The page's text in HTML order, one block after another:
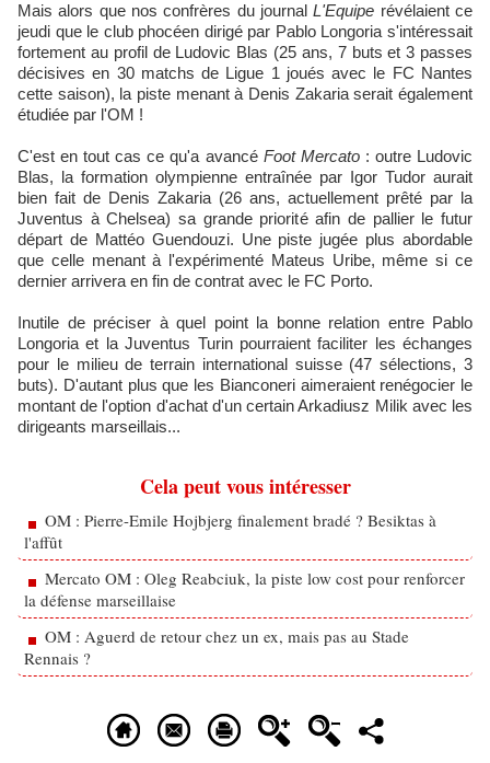
Mais alors que nos confrères du journalL'Equipe révélaient ce
jeudi que le club phocéen dirigé par Pablo Longoria s'intéressait
fortement au profil de Ludovic Blas (25 ans, 7 buts et 3 passes
décisives en 30 matchs de Ligue 1 joués avec le FC Nantes
cette saison), la piste menant à Denis Zakaria serait également
étudiée par l'OM !
C'est en tout cas ce qu'a avancé Foot Mercato: outre Ludovic
Blas, la formation olympienne entraînée par Igor Tudor aurait
bien fait de Denis Zakaria (26 ans, actuellement prêté par la
Juventus à Chelsea) sa grande priorité afin de pallier le futur
départ de Mattéo Guendouzi. Une piste jugée plus abordable
que celle menant à l'expérimenté Mateus Uribe, même si ce
dernier arrivera en fin de contrat avec le FC Porto.
Inutile de préciser à quel point la bonne relation entre Pablo
Longoria et la Juventus Turin pourraient faciliter les échanges
pour le milieu de terrain international suisse (47 sélections, 3
buts). D'autant plus que les Bianconeri aimeraient renégocier le
montant de l'option d'achat d'un certain Arkadiusz Milik avec les
dirigeants marseillais...
Cela peut vous intéresser
OM : Pierre-Emile Hojbjerg finalement bradé ? Besiktas à
l'affût
Mercato OM : Oleg Reabciuk, la piste low cost pour renforcer
la défense marseillaise
OM : Aguerd de retour chez un ex, mais pas au Stade
Rennais ?